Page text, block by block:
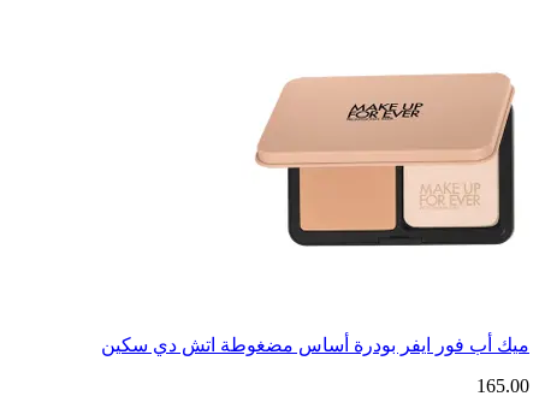
ميك أب فور ايفر بودرة أساس مضغوطة اتش دي سكين
165.00